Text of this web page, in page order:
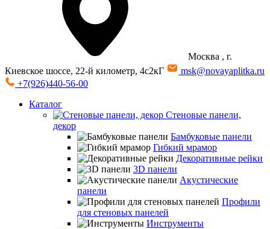
Москва , г.
Киевское шоссе, 22-й километр, 4с2кГ
msk@novayaplitka.ru
+7(926)440-56-00
Каталог
Стеновые панели,
декор
Бамбуковые панели
Гибкий мрамор
Декоративные рейки
3D панели
Акустические
панели
Профили
для стеновых панелей
Инструменты